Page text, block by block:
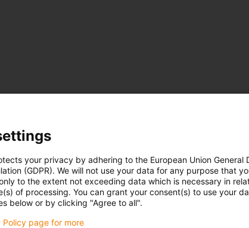
your privacy by adhering to the European Union General
(GDPR). We will not use your data for any purpose that
to the extent not exceeding data which is necessary in
of processing. You can grant your consent(s) to use your
below or by clicking "Agree to all".
Policy page for more